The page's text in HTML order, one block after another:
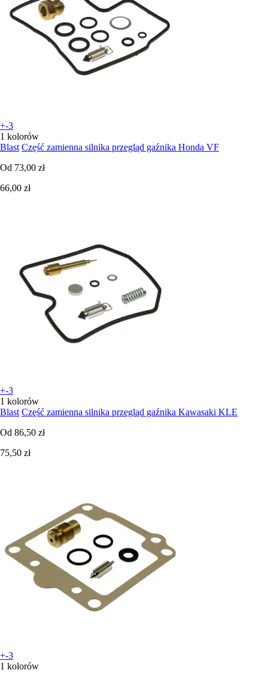
+-3
1 kolorów
Blast Część zamienna silnika przegląd gaźnika Honda VF
Od 73,00 zł
66,00 zł
+-3
1 kolorów
Blast Część zamienna silnika przegląd gaźnika Kawasaki KLE
Od 86,50 zł
75,50 zł
+-3
1 kolorów